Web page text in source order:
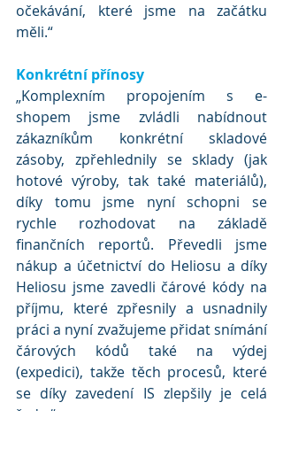
očekávání, které jsme na začátku
měli.“
Konkrétní přínosy
„Komplexním propojením s e-
shopem jsme zvládli nabídnout
zákazníkům konkrétní skladové
zásoby, zpřehlednily se sklady (jak
hotové výroby, tak také materiálů),
díky tomu jsme nyní schopni se
rychle rozhodovat na základě
finančních reportů. Převedli jsme
nákup a účetnictví do Heliosu a díky
Heliosu jsme zavedli čárové kódy na
příjmu, které zpřesnily a usnadnily
práci a nyní zvažujeme přidat snímání
čárových kódů také na výdej
(expedici), takže těch procesů, které
se díky zavedení IS zlepšily je celá
řada.“